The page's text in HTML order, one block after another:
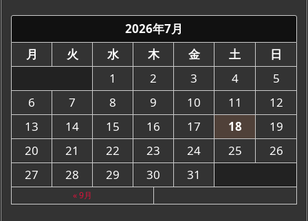
2026年7月
月
火 水 木 金 土
日
1
2 3 4
5
6
7 8 9 10 11
12
13
14 15 16 17 18
19
20
21 22 23 24 25
26
27
28 29 30 31
« 9月